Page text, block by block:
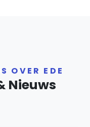
OVER EDE
Nieuws